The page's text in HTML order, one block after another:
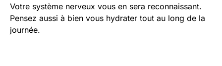
Votre système nerveux vous en sera reconnaissant.
Pensez aussi à bien vous hydrater tout au long de la
journée.